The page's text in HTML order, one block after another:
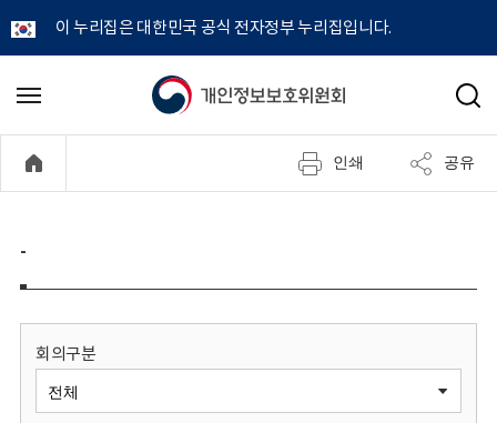
이 누리집은 대한민국 공식 전자정부 누리집입니다.
개
정
보
메
기
검
인쇄 공유
-
회의구분